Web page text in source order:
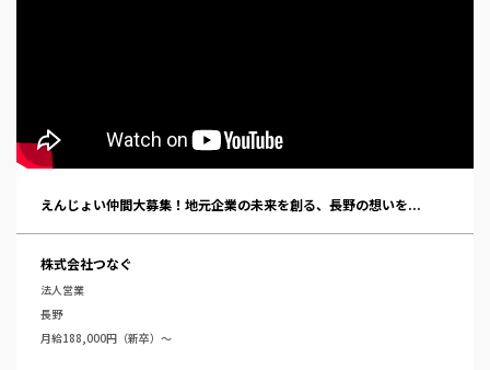
えんじょい仲間大募集！地元企業の未来を創る、長野の想いを...
株式会社つなぐ
法人営業
長野
月給188,000円（新卒）～